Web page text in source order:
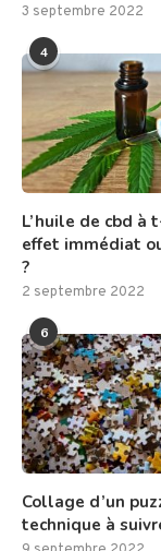
3 septembre 2022
4
L’huile de cbd à
effet immédiat
?
2 septembre 2022
6
Collage d’un
technique à